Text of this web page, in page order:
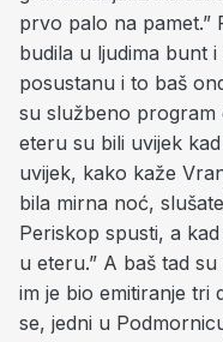
prvo palo na pamet.”
budila u ljudima bunt
posustanu i to baš
su službeno program
eteru su bili uvijek
uvijek, kako kaže
bila mirna noć,
Periskop spusti, a
u eteru.” A baš tad
im je bio emitiranje tri
se, jedni u